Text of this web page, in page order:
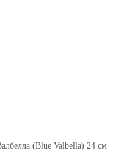
(Blue Valbella) 24 см